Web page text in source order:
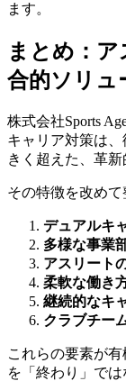
ます。
まとめ：
合的ソリュ
株式会社Sports
キャリア対策は
きく超えた、革
その特徴を改めて
デュアルキ
多様な事業
アスリート
柔軟な働き
継続的なキ
クラブチー
これらの要素が
を「終わり」で